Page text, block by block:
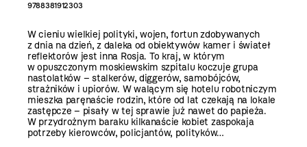
9788381912303
W cieniu wielkiej polityki, wojen, fortun zdobywanych
z dnia na dzień, z daleka od obiektywów kamer i świateł
reflektorów jest inna Rosja. To kraj, w którym
w opuszczonym moskiewskim szpitalu koczuje grupa
nastolatków – stalkerów, diggerów, samobójców,
strażników i upiorów. W walącym się hotelu robotniczym
mieszka paręnaście rodzin, które od lat czekają na lokale
zastępcze – pisały w tej sprawie już nawet do papieża.
W przydrożnym baraku kilkanaście kobiet zaspokaja
potrzeby kierowców, policjantów, polityków…